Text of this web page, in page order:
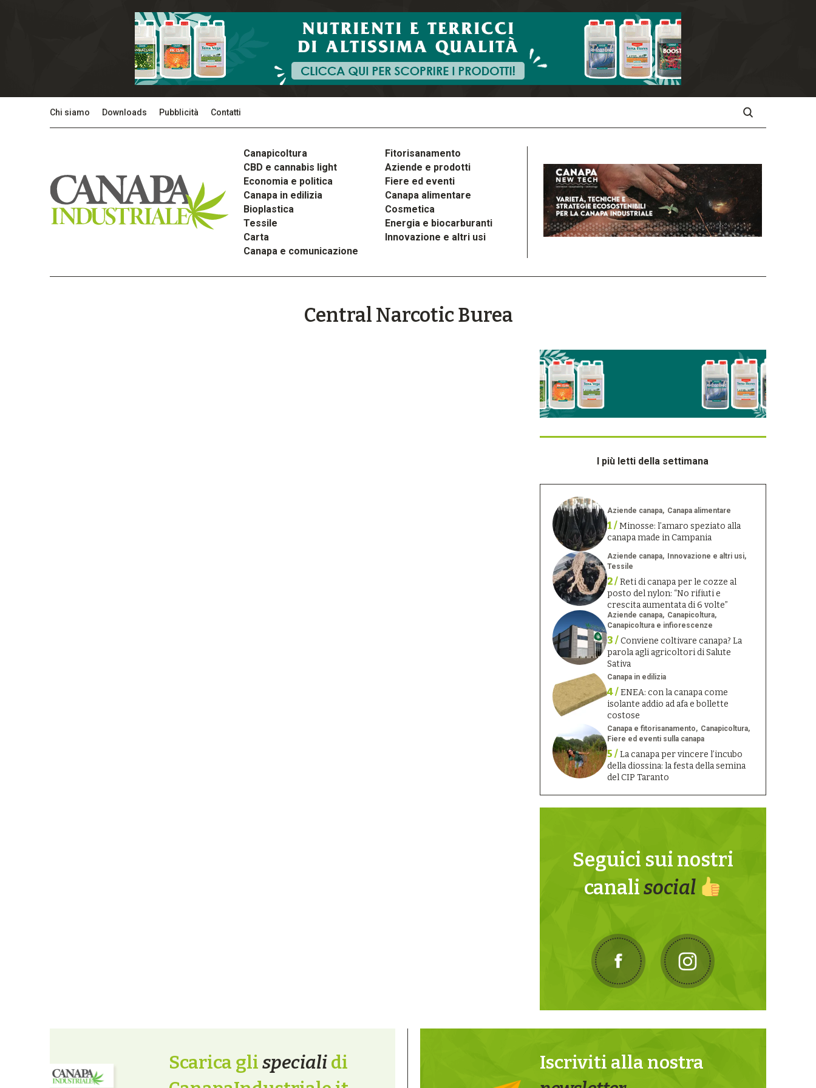
Chi siamo Downloads Pubblicità Contatti
Canapicoltura
Fitorisanamento
CBD e cannabis light
Aziende e prodotti
Economia e politica
Fiere ed eventi
Canapa in edilizia
Canapa alimentare
Bioplastica
Cosmetica
Tessile
Energia e biocarburanti
Carta
Innovazione e altri usi
Canapa e comunicazione
Central Narcotic Burea
I più letti della settimana
Aziende canapa Canapa alimentare
1 /Minosse: l’amaro speziato alla
canapa made in Campania
Aziende canapa
Innovazione e altri usi
Tessile
2 /Reti di canapa per le cozze al
posto del nylon: “No rifiuti e
crescita aumentata di 6 volte”
Aziende canapa
Canapicoltura
Canapicoltura e infiorescenze
3 /Conviene coltivare canapa? La
parola agli agricoltori di Salute
Sativa
Canapa in edilizia
4 /ENEA: con la canapa come
isolante addio ad afa e bollette
costose
Canapa e fitorisanamento
Canapicoltura
Fiere ed eventi sulla canapa
5 /La canapa per vincere l’incubo
della diossina: la festa della semina
del CIP Taranto
Seguici sui nostri
canalisocial
Scarica glispecialidi
Iscriviti alla nostra